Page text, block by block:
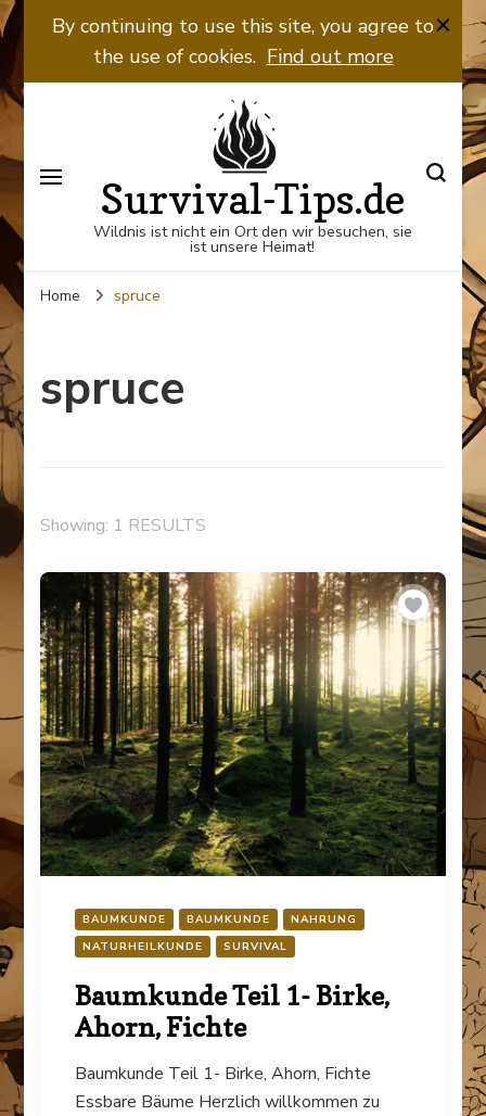
By continuing to use this site, you agree to
the use of cookies. Find out more
Survival-Tips.de
Wildnis ist nicht ein Ort den wir besuchen, sie
ist unsere Heimat!
Home spruce
spruce
Showing: 1 RESULTS
BAUMKUNDE BAUMKUNDE
NAHRUNG
NATURHEILKUNDE
SURVIVAL
Baumkunde Teil 1- Birke,
Ahorn, Fichte
Baumkunde Teil 1- Birke, Ahorn, Fichte
Essbare Bäume Herzlich willkommen zu